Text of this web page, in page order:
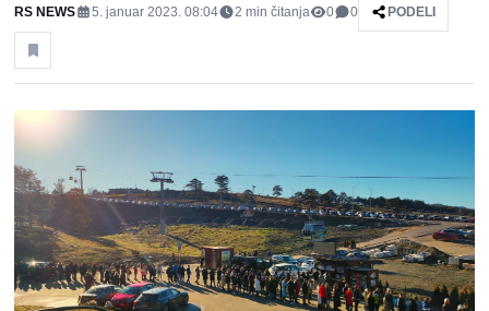
RS NEWS 5. januar 2023. 08:04 2 min čitanja 0 0 PODELI